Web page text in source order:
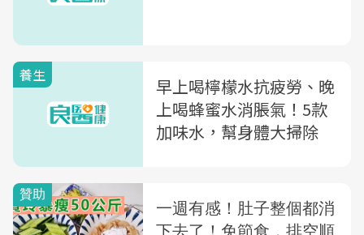
養生
早上喝檸檬水抗疲勞、晚
上喝蜂蜜水消脹氣！5款
加味水，幫身體大掃除